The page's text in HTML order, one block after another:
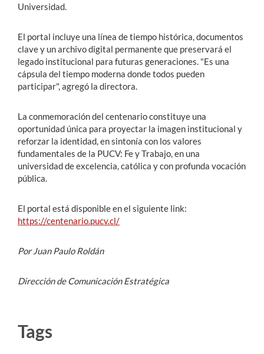
Universidad.
El portal incluye una línea de tiempo histórica, documentos
clave y un archivo digital permanente que preservará el
legado institucional para futuras generaciones. "Es una
cápsula del tiempo moderna donde todos pueden
participar", agregó la directora.
La conmemoración del centenario constituye una
oportunidad única para proyectar la imagen institucional y
reforzar la identidad, en sintonía con los valores
fundamentales de la PUCV: Fe y Trabajo, en una
universidad de excelencia, católica y con profunda vocación
pública.
El portal está disponible en el siguiente link:
https://centenario.pucv.cl/
Por Juan Paulo Roldán
Dirección de Comunicación Estratégica
Tags